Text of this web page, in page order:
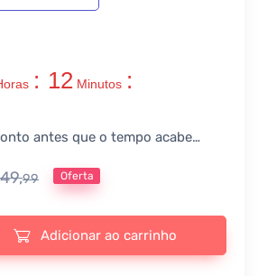
: 12 Minutos :
antes que o tempo acabe…
49,99 Oferta
quantidade
Adicionar ao carrinho